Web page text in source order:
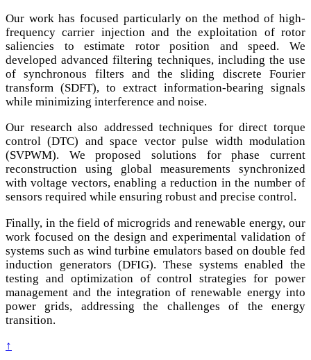
Our work has focused particularly on the method of high-
frequency carrier injection and the exploitation of rotor
saliencies to estimate rotor position and speed. We
developed advanced filtering techniques, including the use
of synchronous filters and the sliding discrete Fourier
transform (SDFT), to extract information-bearing signals
while minimizing interference and noise.
Our research also addressed techniques for direct torque
control (DTC) and space vector pulse width modulation
(SVPWM). We proposed solutions for phase current
reconstruction using global measurements synchronized
with voltage vectors, enabling a reduction in the number of
sensors required while ensuring robust and precise control.
Finally, in the field of microgrids and renewable energy, our
work focused on the design and experimental validation of
systems such as wind turbine emulators based on double fed
induction generators (DFIG). These systems enabled the
testing and optimization of control strategies for power
management and the integration of renewable energy into
power grids, addressing the challenges of the energy
transition.
↑